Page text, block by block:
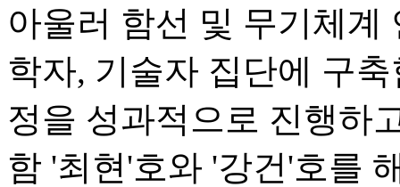
아울러 함선 및 무기체계
학자, 기술자 집단에 구
정을 성과적으로 진행하
함 '최현'호와 '강건'호를